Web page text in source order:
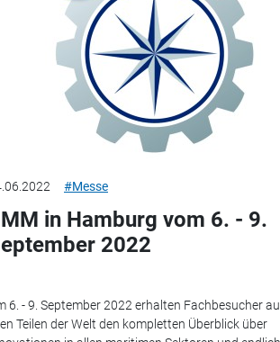
#Messe
in Hamburg vom 6. - 9.
2022
6. - 9. September 2022 erhalten Fachbesucher
Teilen der Welt den kompletten Überblick über